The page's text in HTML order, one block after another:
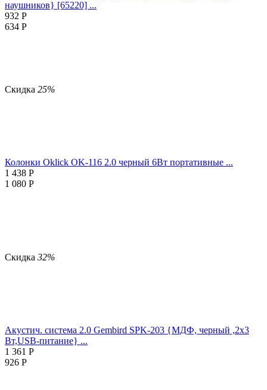
наушников} [65220] ...
932 Р
634 Р
Скидка 25%
Колонки Oklick OK-116 2.0 черный 6Вт портативные ...
1 438 Р
1 080 Р
Скидка 32%
Акустич. система 2.0 Gembird SPK-203 {МДФ, черный ,2х3
Вт,USB-питание} ...
1 361 Р
926 Р